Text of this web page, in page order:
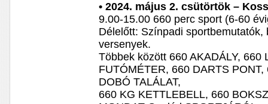
• 2024. május 2. csütörtök –
9.00-15.00 660 perc sport (6-60
Délelőtt: Színpadi sportbemutatók,
versenyek.
Többek között 660 AKADÁLY, 660
FUTÓMÉTER, 660 DARTS
DOBÓ TALÁLAT,
660 KG KETTLEBELL, 660